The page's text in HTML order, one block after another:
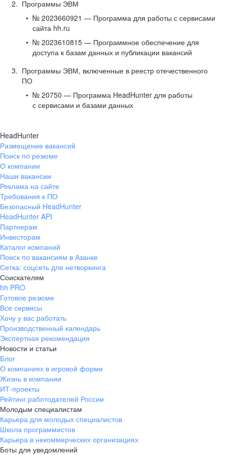
Программы ЭВМ
№ 2023660921 — Программа для работы с сервисами
сайта hh.ru
№ 2023610815 — Программное обеспечение для
доступа к базам данных и публикации вакансий
Программы ЭВМ, включенные в реестр отечественного
ПО
№ 20750 — Программа HeadHunter для работы
с сервисами и базами данных
HeadHunter
Размещение вакансий
Поиск по резюме
О компании
Наши вакансии
Реклама на сайте
Требования к ПО
Безопасный HeadHunter
HeadHunter API
Партнерам
Инвесторам
Каталог компаний
Поиск по вакансиям в Азанке
Сетка: соцсеть для нетворкинга
Соискателям
hh PRO
Готовое резюме
Все сервисы
Хочу у вас работать
Производственный календарь
Экспертная рекомендация
Новости и статьи
Блог
О компаниях в игровой форме
Жизнь в компании
ИТ-проекты
Рейтинг работодателей России
Молодым специалистам
Карьера для молодых специалистов
Школа программистов
Карьера в некоммерческих организациях
Боты для уведомлений